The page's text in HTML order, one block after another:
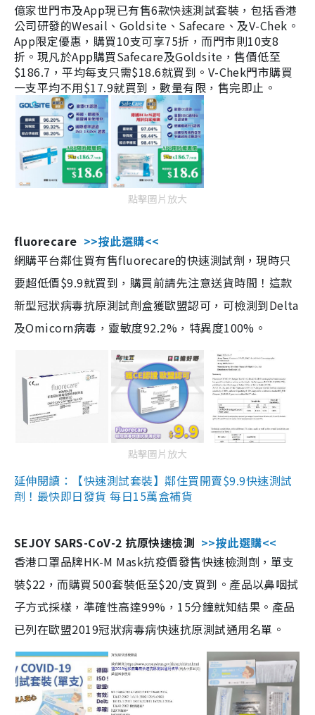
億家世門市及App現已有售6款快速測試套裝，包括香港
公司研發的Wesail、Goldsite、Safecare、及V-Chek。
App限定優惠，購買10支可享75折，而門市則10支8
折。現凡於App購買Safecare及Goldsite，售價低至
$186.7，平均每支只需$18.6就買到。V-Chek門市購買
一支平均不用$17.9就買到，數量有限，售完即止。
點擊圖片放大
fluorecare >>按此選購<<
網購平台鄰住買有售fluorecare的快速測試劑，現時只
要超低價$9.9就買到，購買前請先注意送貨時間！這款
新型冠狀病毒抗原測試劑盒獲歐盟認可，可檢測到Delta
及Omicorn病毒，靈敏度92.2%，特異度100%。
點擊圖片放大
延伸閱讀：【快速測試套裝】鄰住買開賣$9.9快速測試
劑！最快即日發貨 每日15萬盒補貨
SEJOY SARS-CoV-2 抗原快速檢測 >>按此選購<<
香港口罩品牌HK-M Mask抗疫價發售快速檢測劑，單支
裝$22，而購買500套裝低至$20/支買到。產品以鼻咽拭
子方式採樣，準確性高達99%，15分鐘就知結果。產品
已列在歐盟2019冠狀病毒病快速抗原測試通用名單。